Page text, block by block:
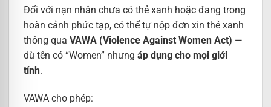
Đối với nạn nhân chưa có thẻ xanh hoặc đang trong
hoàn cảnh phức tạp, có thể tự nộp đơn xin thẻ xanh
thông qua VAWA (Violence Against Women Act) —
dù tên có “Women” nhưng áp dụng cho mọi giới
tính.
VAWA cho phép: